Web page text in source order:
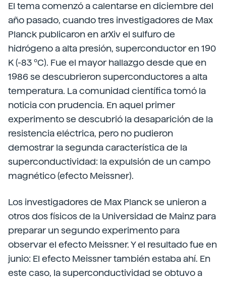
El tema comenzó a calentarse en diciembre del
año pasado, cuando tres investigadores de Max
Planck publicaron en arXiv el sulfuro de
hidrógeno a alta presión, superconductor en 190
K (-83 ºC). Fue el mayor hallazgo desde que en
1986 se descubrieron superconductores a alta
temperatura. La comunidad científica tomó la
noticia con prudencia. En aquel primer
experimento se descubrió la desaparición de la
resistencia eléctrica, pero no pudieron
demostrar la segunda característica de la
superconductividad: la expulsión de un campo
magnético (efecto Meissner).
Los investigadores de Max Planck se unieron a
otros dos físicos de la Universidad de Mainz para
preparar un segundo experimento para
observar el efecto Meissner. Y el resultado fue en
junio: El efecto Meissner también estaba ahí. En
este caso, la superconductividad se obtuvo a